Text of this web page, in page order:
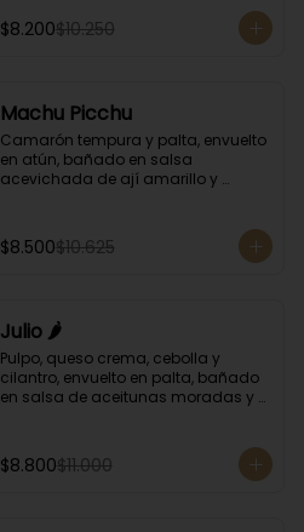
$8.200$10.250
Machu Picchu
Camarón tempura y palta, envuelto
en atún, bañado en salsa
acevichada de ají amarillo y
$8.500$10.625
Julio 🌶️
Pulpo, queso crema, cebolla y
cilantro, envuelto en palta, bañado
en salsa de aceitunas moradas y
$8.800$11.000